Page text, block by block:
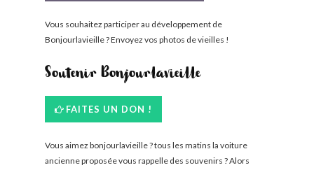
Vous souhaitez participer au développement de
Bonjourlavieille ? Envoyez vos photos de vieilles !
Soutenir Bonjourlavieille
FAITES UN DON !
Vous aimez bonjourlavieille ? tous les matins la voiture
ancienne proposée vous rappelle des souvenirs ? Alors